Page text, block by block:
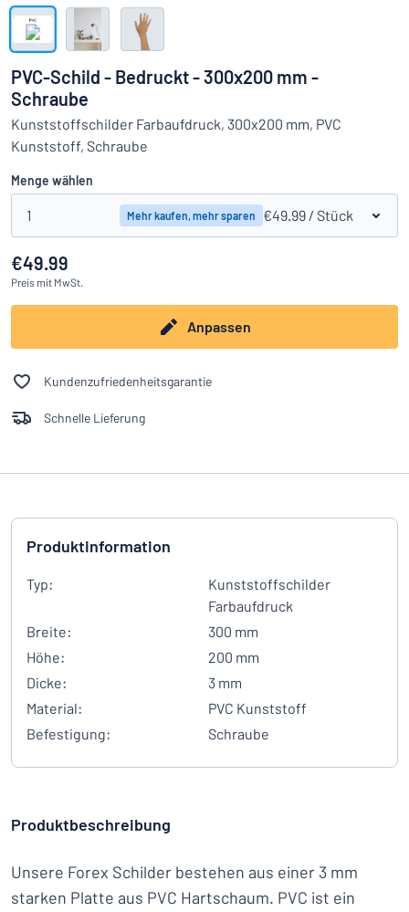
Das Gesuchte nicht gefunden?
Alle Kategorien anzeigen
Einloggen
Kundenservice
Privat / Firma
PVC-Schild - Bedruckt - 300x200 mm -
Schraube
Kunststoffschilder Farbaufdruck, 300x200 mm, PVC
Kunststoff, Schraube
Menge wählen
1 Mehr kaufen, mehr sparen €49.99 / Stück
€49.99
Preis mit MwSt.
Anpassen
Kundenzufriedenheitsgarantie
Schnelle Lieferung
Produktinformation
Typ:
Kunststoffschilder
Farbaufdruck
Breite:
300 mm
Höhe:
200 mm
Dicke:
3 mm
Material:
PVC Kunststoff
Befestigung:
Schraube
Produktbeschreibung
Unsere Forex Schilder bestehen aus einer 3 mm
starken Platte aus PVC Hartschaum. PVC ist ein